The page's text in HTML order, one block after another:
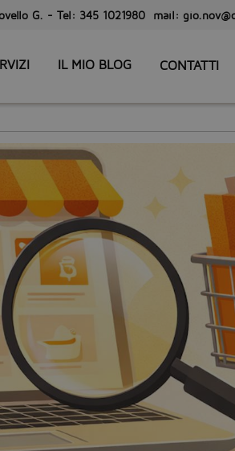
G. - Tel: 345 1021980 mail:
IL MIO BLOG CONTATTI